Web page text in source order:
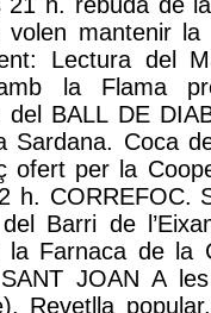
mantenir la
Lectura del
la Flama
BALL DE
Sardana. Coca
ofert per la
h. CORREFOC.
Barri de
Farnaca de la
SANT JOAN A
Revetlla